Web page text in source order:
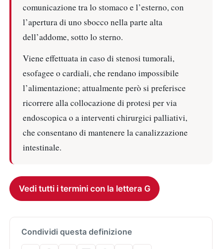
comunicazione tra lo stomaco e l’esterno, con
l’apertura di uno sbocco nella parte alta
dell’addome, sotto lo sterno.
Viene effettuata in caso di stenosi tumorali,
esofagee o cardiali, che rendano impossibile
l’alimentazione; attualmente però si preferisce
ricorrere alla collocazione di protesi per via
endoscopica o a interventi chirurgici palliativi,
che consentano di mantenere la canalizzazione
intestinale.
Vedi tutti i termini con la lettera G
Condividi questa definizione